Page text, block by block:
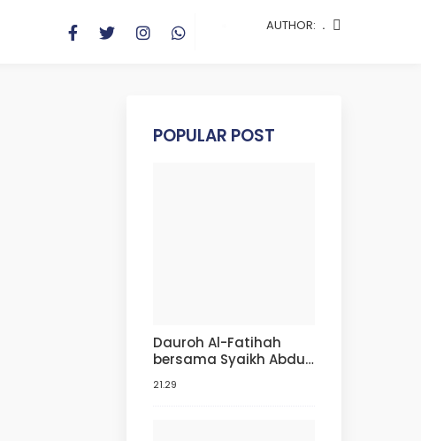
AUTHOR: .
POPULAR POST
Dauroh Al-Fatihah
bersama Syaikh Abdul
21.29